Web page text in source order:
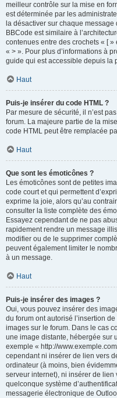
meilleur contrôle sur la mise en
est déterminée par les
la désactiver sur chaque
BBCode est similaire à
contenues entre des crochets « [
« > ». Pour plus d’informations à
guide qui est accessible depuis la
Haut
Puis-je insérer du code HTML ?
Par mesure de sécurité, il n’est
forum. La majeure partie de la
code HTML peut être remplacée
Haut
Que sont les émoticônes ?
Les émoticônes sont de petites
code court et qui permettent
exprime la joie, alors qu’au
consulter la liste complète des
Essayez cependant de ne pas
rapidement rendre un message
modifier ou de le supprimer
peuvent également limiter le
à un message.
Haut
Puis-je insérer des images ?
Oui, vous pouvez insérer des
du forum ont autorisé l’insertion
images sur le forum. Dans le cas
une image distante, hébergée sur
exemple « http://
cependant ni insérer de lien vers
ordinateur (à moins, bien
serveur internet), ni insérer de
quelconque système
messagerie électronique de